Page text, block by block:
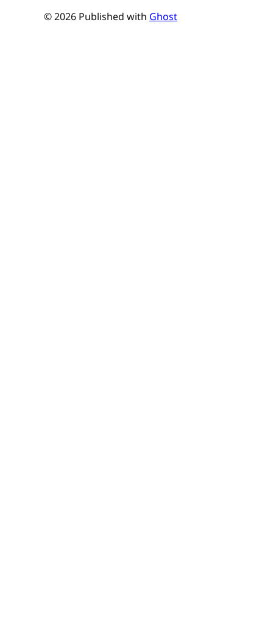
© 2026 Published with Ghost